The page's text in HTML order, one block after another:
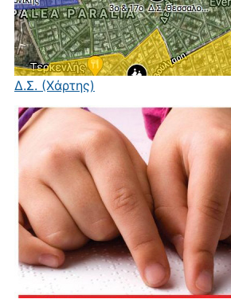
Δ.Σ. (Χάρτης)